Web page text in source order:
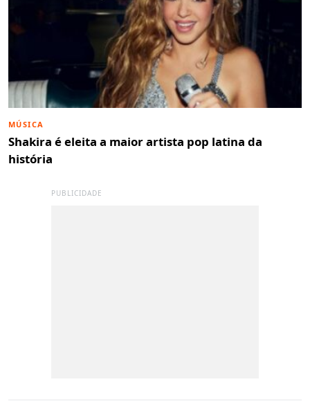
MÚSICA
Shakira é eleita a maior artista pop latina da
história
PUBLICIDADE